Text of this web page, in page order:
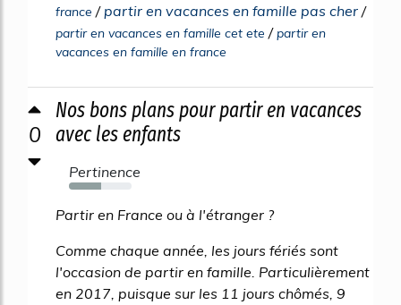
france / partir en vacances en famille pas cher /
partir en vacances en famille cet ete /partir en
vacances en famille en france
0
Nos bons plans pour partir en vacances
avec les enfants
Pertinence
52%
Partir en France ou à l'étranger ?
Comme chaque année, les jours fériés sont
l'occasion de partir en famille. Particulièrement
en 2017, puisque sur les 11 jours chômés, 9